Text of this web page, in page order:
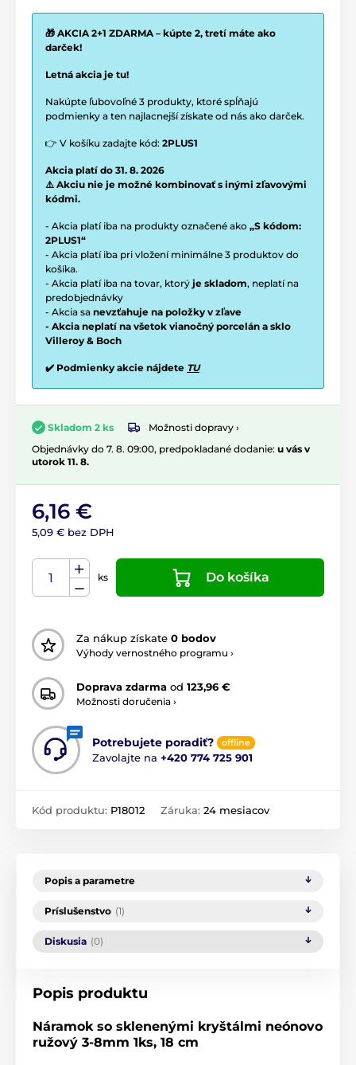
🎁 AKCIA 2+1 ZDARMA – kúpte 2, tretí máte ako
darček!
Letná akcia je tu!
Nakúpte ľubovoľné 3 produkty, ktoré spĺňajú
podmienky a ten najlacnejší získate od nás ako darček.
👉 V košíku zadajte kód: 2PLUS1
Akcia platí do 31. 8. 2026
⚠️ Akciu nie je možné kombinovať s inými zľavovými
kódmi.
- Akcia platí iba na produkty označené ako „S kódom:
2PLUS1“
- Akcia platí iba pri vložení minimálne 3 produktov do
košíka.
- Akcia platí iba na tovar, ktorý je skladom, neplatí na
predobjednávky
- Akcia sa nevzťahuje na položky v zľave
- Akcia neplatí na všetok vianočný porcelán a sklo
Villeroy & Boch
✔️ Podmienky akcie nájdete TU
Skladom 2 ks
Možnosti dopravy ›
Objednávky do 7. 8. 09:00, predpokladané dodanie: u vás v
utorok 11. 8.
6,16 €
5,09 € bez DPH
ks Do košíka
Za nákup získate 0 bodov
Výhody vernostného programu ›
Doprava zdarma od 123,96 €
Možnosti doručenia ›
Potrebujete poradiť? offline
Zavolajte na +420 774 725 901
Kód produktu: P18012 Záruka: 24 mesiacov
Popis a parametre
Príslušenstvo (1)
Diskusia (0)
Popis produktu
Náramok so sklenenými kryštálmi neónovo
ružový 3-8mm 1ks, 18 cm